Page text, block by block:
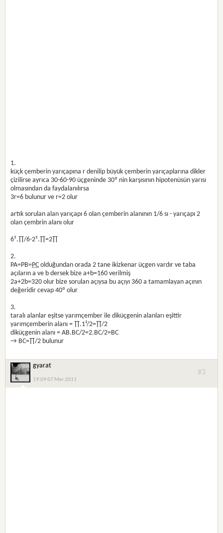
1.
küçk çemberin yarıçapına r denilip büyük çemberin yarıçaplarına dikler
çizilirse ayrıca 30-60-90 üçgeninde 30º nin karşısının hipotenüsün yarısı
olmasından da faydalanılırsa
3r=6 bulunur ve r=2 olur
artık sorulan alan yarıçapı 6 olan çemberin alanının 1/6 sı - yarıçapı 2
olan çembrin alanı olur
6².∏/6-2².∏=2∏
2.
PA=PB=PC olduğundan orada 2 tane ikizkenar üçgen vardır ve taba
açıların a ve b dersek bize a+b=160 verilmiş
2a+2b=320 olur bize sorulan açıysa bu açıyı 360 a tamamlayan açının
değeridir cevap 40º olur
3.
taralı alanlar eşitse yarımçember ile diküçgenin alanları eşittir
yarımçemberin alanı = ∏.1²/2=∏/2
diküçgenin alanı = AB.BC/2=2.BC/2=BC
→ BC=∏/2 bulunur
gyarat
19:09 07 Mar 2011
#3